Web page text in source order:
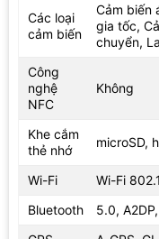
Các loại
cảm biến
Cảm biến
gia tốc,
chuyển,
Công
nghệ
NFC
Không
Khe cắm
thẻ nhớ
microSD,
Wi-Fi
Wi-Fi
Bluetooth
5.0,